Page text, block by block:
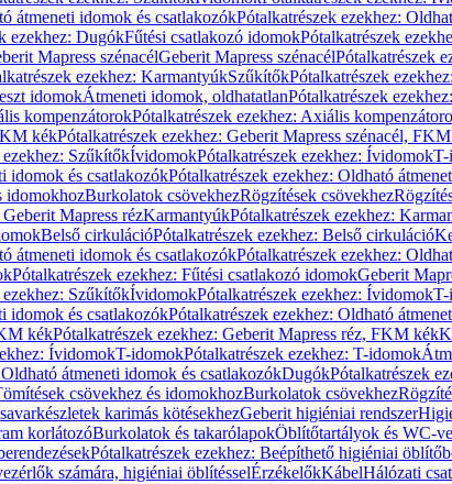
átmeneti idomok és csatlakozókPótalkatrészek ezekhez:
ezekhez: DugókFűtési csatlakozó idomokPótalkatrészek
Mapress szénacélGeberit Mapress szénacélPótalkatrészek
ezekhez: KarmantyúkSzűkítőkPótalkatrészek
idomokÁtmeneti idomok, oldhatatlanPótalkatrészek
kompenzátorokPótalkatrészek ezekhez: Axiális
kékPótalkatrészek ezekhez: Geberit Mapress szénacél,
SzűkítőkÍvidomokPótalkatrészek ezekhez: ÍvidomokT-
idomok és csatlakozókPótalkatrészek ezekhez: Oldható
idomokhozBurkolatok csövekhezRögzítések csövekhez
Mapress rézKarmantyúkPótalkatrészek ezekhez:
Belső cirkulációPótalkatrészek ezekhez: Belső cirkuláció
átmeneti idomok és csatlakozókPótalkatrészek ezekhez:
Pótalkatrészek ezekhez: Fűtési csatlakozó idomokGeberit
SzűkítőkÍvidomokPótalkatrészek ezekhez: ÍvidomokT-
idomok és csatlakozókPótalkatrészek ezekhez: Oldható
kékPótalkatrészek ezekhez: Geberit Mapress réz, FKM kék
ÍvidomokT-idomokPótalkatrészek ezekhez: T-idomok
átmeneti idomok és csatlakozókDugókPótalkatrészek
csövekhez és idomokhozBurkolatok csövekhez
karimás kötésekhezGeberit higiéniai rendszer
korlátozóBurkolatok és takarólapokÖblítőtartályok és WC-
Pótalkatrészek ezekhez: Beépíthető higiéniai
számára, higiéniai öblítésselÉrzékelőkKábelHálózati